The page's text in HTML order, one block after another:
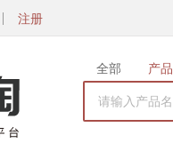
注册
全部 产品